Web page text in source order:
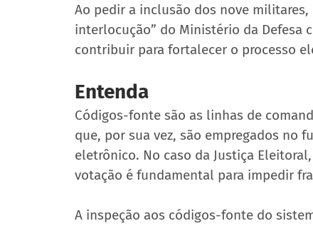
Ao pedir a inclusão dos nove
interlocução” do Ministério da Defesa
contribuir para fortalecer o processo
Entenda
Códigos-fonte são as linhas de
que, por sua vez, são empregados no
eletrônico. No caso da Justiça
votação é fundamental para impedir
A inspeção aos códigos-fonte do